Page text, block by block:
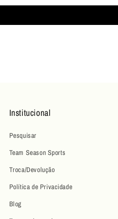
Institucional
Pesquisar
Team Season Sports
Troca/Devolução
Política de Privacidade
Blog